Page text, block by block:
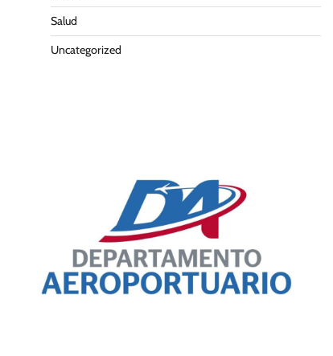
Salud
Uncategorized